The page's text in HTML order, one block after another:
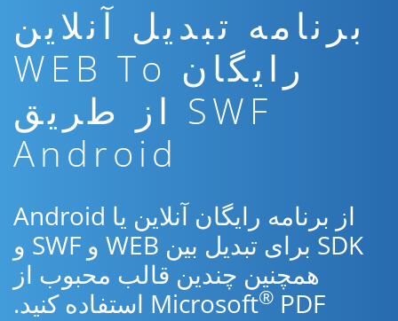
برنامه تبدیل آنلاین
رایگان WEB To
SWF از طریق
Android
از برنامه رایگان آنلاین یا Android
SDK برای تبدیل بین WEB و SWF و
همچنین چندین قالب محبوب از
Microsoft® PDF استفاده کنید.